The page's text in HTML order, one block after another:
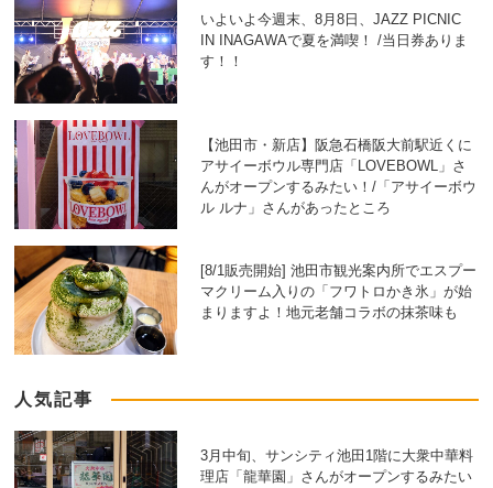
いよいよ今週末、8月8日、JAZZ PICNIC
IN INAGAWAで夏を満喫！ /当日券ありま
す！！
【池田市・新店】阪急石橋阪大前駅近くに
アサイーボウル専門店「LOVEBOWL」さ
んがオープンするみたい！/「アサイーボウ
ル ルナ」さんがあったところ
[8/1販売開始] 池田市観光案内所でエスプー
マクリーム入りの「フワトロかき氷」が始
まりますよ！地元老舗コラボの抹茶味も
人気記事
3月中旬、サンシティ池田1階に大衆中華料
理店「龍華園」さんがオープンするみたい